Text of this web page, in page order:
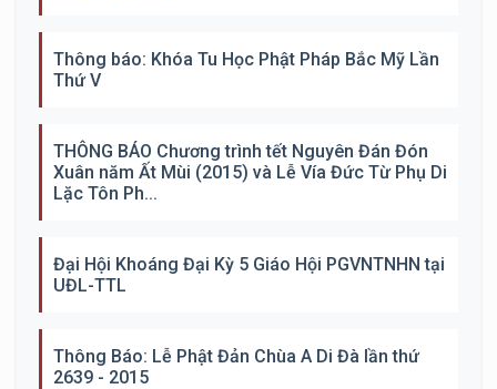
Thông báo: Khóa Tu Học Phật Pháp Bắc Mỹ Lần
Thứ V
THÔNG BÁO Chương trình tết Nguyên Đán Đón
Xuân năm Ất Mùi (2015) và Lễ Vía Đức Từ Phụ Di
Lặc Tôn Ph...
Đại Hội Khoáng Đại Kỳ 5 Giáo Hội PGVNTNHN tại
UĐL-TTL
Thông Báo: Lễ Phật Đản Chùa A Di Đà lần thứ
2639 - 2015